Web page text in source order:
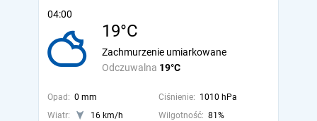
04:00
19°C
Odczuwalna 19°C
Zachmurzenie umiarkowane
Opad: 0 mm Ciśnienie: 1010 hPa
Wiatr:
16 km/h Wilgotność: 81%